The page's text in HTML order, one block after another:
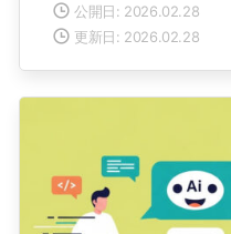
公開日: 2026.02.28
更新日: 2026.02.28